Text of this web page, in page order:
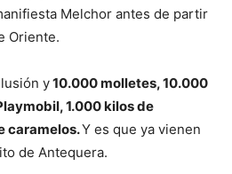
Melchor antes de partir
Oriente.
y10.000 molletes, 10.000
1.000 kilos de
caramelos.Y es que ya vienen
de Antequera.